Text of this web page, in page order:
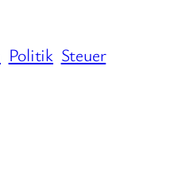
Politik Steuer